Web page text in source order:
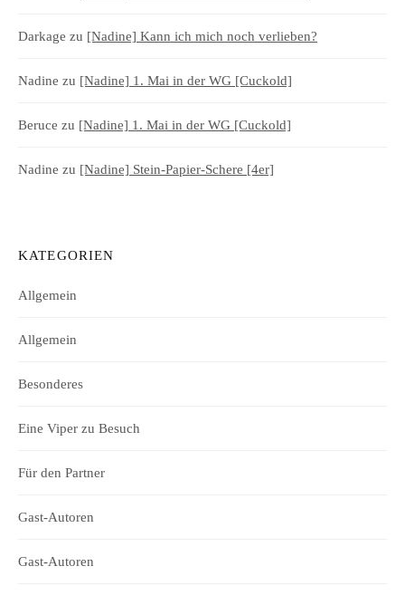
Darkage zu [Nadine] Kann ich mich noch verlieben?
Nadine zu [Nadine] 1. Mai in der WG [Cuckold]
Beruce zu [Nadine] 1. Mai in der WG [Cuckold]
Nadine zu [Nadine] Stein-Papier-Schere [4er]
KATEGORIEN
Allgemein
Allgemein
Besonderes
Eine Viper zu Besuch
Für den Partner
Gast-Autoren
Gast-Autoren